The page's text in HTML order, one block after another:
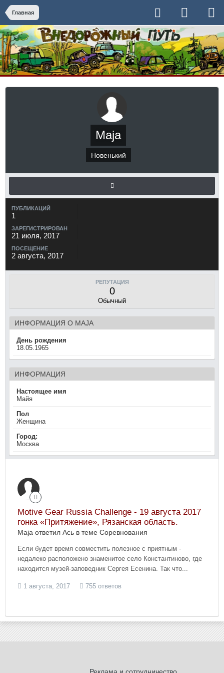
Главная
Maja
Новенький
ПУБЛИКАЦИЙ
1
ЗАРЕГИСТРИРОВАН
21 июля, 2017
ПОСЕЩЕНИЕ
2 августа, 2017
РЕПУТАЦИЯ
0
Обычный
ИНФОРМАЦИЯ О MAJA
День рождения
18.05.1965
ИНФОРМАЦИЯ
Настоящее имя
Майя
Пол
Женщина
Город:
Москва
Motive Gear Russia Challenge - 19 августа 2017
гонка «Притяжение», Рязанская область.
Maja ответил Ась в теме Соревнования
Если будет время совместить полезное с приятным -
недалеко расположено знаменитое село Константиново, где
находится музей-заповедник Сергея Есенина. Так что...
1 августа, 2017 755 ответов
Реклама и сотрудничество